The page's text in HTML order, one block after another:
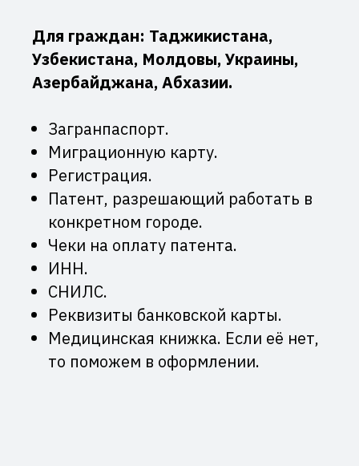
Для граждан: Таджикистана,
Узбекистана, Молдовы, Украины,
Азербайджана, Абхазии.
Загранпаспорт.
Миграционную карту.
Регистрация.
Патент, разрешающий работать в
конкретном городе.
Чеки на оплату патента.
ИНН.
СНИЛС.
Реквизиты банковской карты.
Медицинская книжка. Если её нет,
то поможем в оформлении.